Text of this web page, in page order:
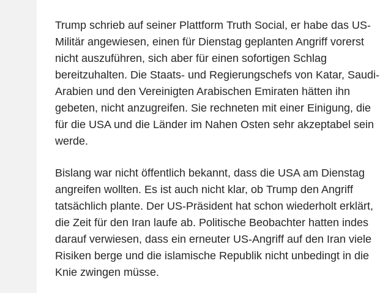
Trump schrieb auf seiner Plattform Truth Social, er habe das US-
Militär angewiesen, einen für Dienstag geplanten Angriff vorerst
nicht auszuführen, sich aber für einen sofortigen Schlag
bereitzuhalten. Die Staats- und Regierungschefs von Katar, Saudi-
Arabien und den Vereinigten Arabischen Emiraten hätten ihn
gebeten, nicht anzugreifen. Sie rechneten mit einer Einigung, die
für die USA und die Länder im Nahen Osten sehr akzeptabel sein
werde.
Bislang war nicht öffentlich bekannt, dass die USA am Dienstag
angreifen wollten. Es ist auch nicht klar, ob Trump den Angriff
tatsächlich plante. Der US-Präsident hat schon wiederholt erklärt,
die Zeit für den Iran laufe ab. Politische Beobachter hatten indes
darauf verwiesen, dass ein erneuter US-Angriff auf den Iran viele
Risiken berge und die islamische Republik nicht unbedingt in die
Knie zwingen müsse.